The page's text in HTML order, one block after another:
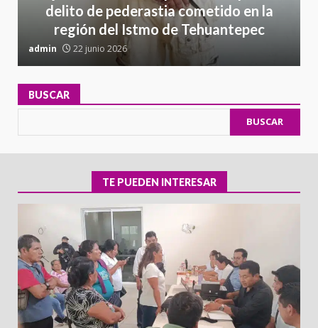
delito de pederastia cometido en la
región del Istmo de Tehuantepec
admin 22 junio 2026
BUSCAR
BUSCAR
TE PUEDEN INTERESAR